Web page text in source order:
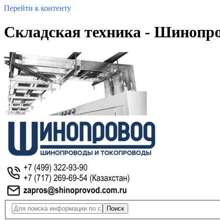
Перейти к контенту
Складская техника -
Поиск